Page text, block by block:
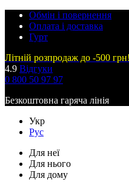
Обмін і повернення
Оплата і доставка
Гурт
Літній розпродаж до -500
4.9 Відгуки
0 800 50 97 97
Безкоштовна гаряча лінія
Укр
Рус
Для неї
Для нього
Для дому